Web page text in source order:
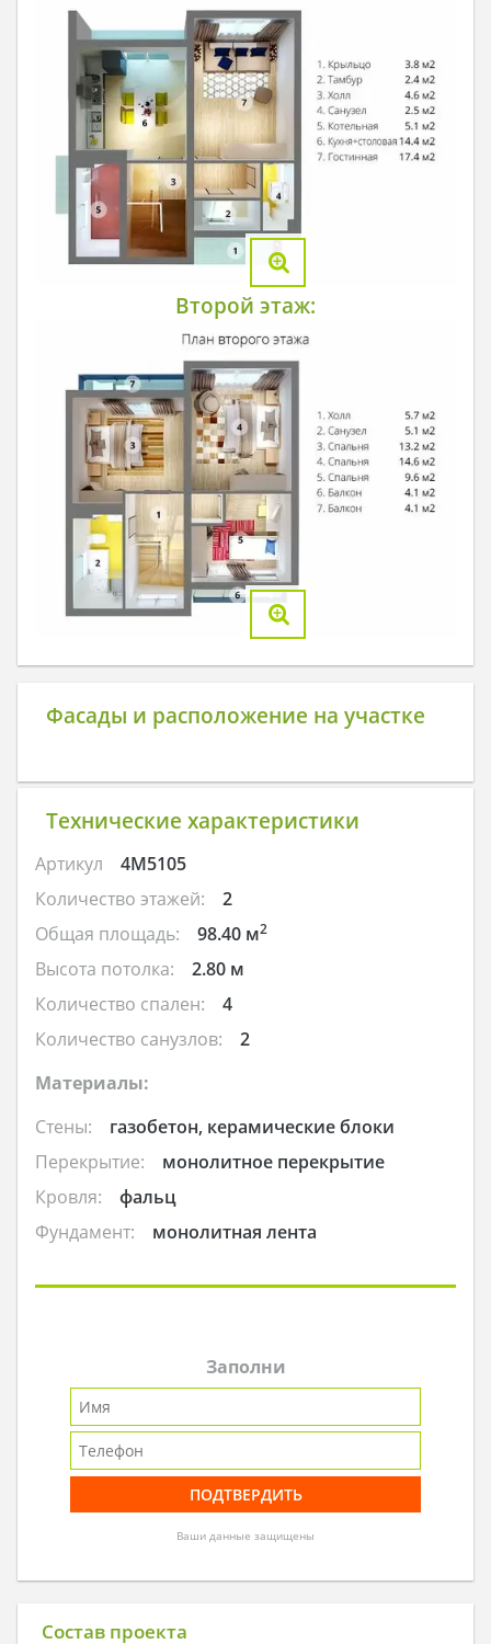
Второй этаж:
Фасады и расположение на участке
Технические характеристики
Артикул
4M5105
Количество этажей:
2
Общая площадь:
98.40 м2
Высота потолка:
2.80 м
Количество спален:
4
Количество санузлов:
2
Материалы:
Стены:
газобетон, керамические блоки
Перекрытие:
монолитное перекрытие
Кровля:
фальц
Фундамент:
монолитная лента
Заполни
Ваши данные защищены
Состав проекта